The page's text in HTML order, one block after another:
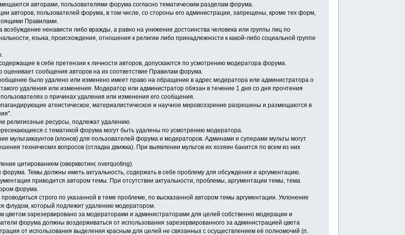
авторами, пользователями форума согласно тематическим разделам форума.
авторов, пользователей форума, в том числе, со стороны его администрации, запрещены, кроме тех форм,
Правилами.
ненависти либо вражды, а равно на унижение достоинства человека или группы лиц по
языка, происхождения, отношения к религии либо принадлежности к какой-либо социальной группе
в себе претензии к личности авторов, допускаются по усмотрению модератора форума.
оценивает сообщения авторов на их соответствие Правилам форума.
было удалено или изменено имеет право на обращение в адрес модератора или администратора о
удаления или изменения. Модератор или администратор обязан в течение 1 дня со дня прочтения
о причинах удаления или изменения его сообщения.
атеистическое, материалистическое и научное мировоззрение разрешены и размещаются в
религиозные ресурсы, подлежат удалению.
с тематикой форума могут быть удалены по усмотрению модератора.
мультаккаунтов (клонов) для пользователей форума и модераторов. Админами и суперами мульты могут
технических вопросов (отладка движка). При выявлении мультов их хозяин банится по всем из них
цитированием (оверквотинг, overquoting).
Темы должны иметь актуальность, содержать в себе проблему для обсуждения и аргументацию.
приводится автором темы. При отсутствии актуальности, проблемы, аргументации темы, тема
форума.
строго по указанной в теме проблеме, по высказанной автором темы аргументации. Уклонение
флудом, который подлежит удалению модератором.
цветом зарезервировано за модераторами и администраторами для целей собственно модерации и
форума должны воздерживаться от использования зарезервированного за администрацией цвета
от использования выделения красным для целей не связанных с осуществлением её полномочий (п.